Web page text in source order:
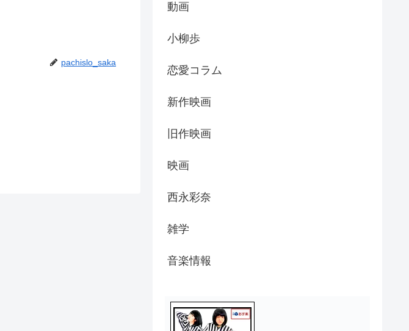
pachislo_saka
動画
小柳歩
恋愛コラム
新作映画
旧作映画
映画
西永彩奈
雑学
音楽情報